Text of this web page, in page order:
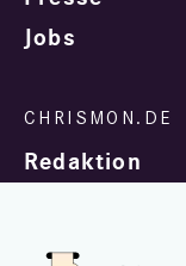
Jobs
Redaktion